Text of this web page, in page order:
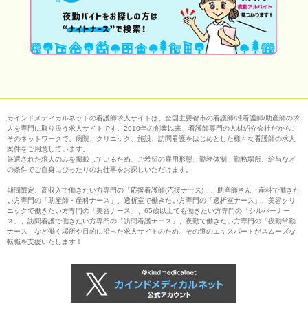
カインドメディカルネットの看護師求人サイトは、全国主要都市の看護師/准看護師/助産師の求
人を専門に取り扱う求人サイトです。2010年の創業以来、看護師専門の人材紹介会社だからこ
そのネットワークで、病院、クリニック、施設、訪問看護をはじめとした様々な看護師の求人
案件をご用意しています。
厳選された求人のみを掲載しているため、ご希望の雇用形態、勤務体制、勤務場所、給与など
の条件でご自身にぴったりのお仕事をお探しいただけます。
期間限定、高収入で働きたい方専門の「応援看護師(応援ナース)」、助産師さん・産科で働きた
い方専門の「助産師・産科ナース」、透析室で働きたい方専門の「透析室ナース」、美容クリ
ニックで働きたい方専門の「美容ナース」、65歳以上でも働きたい方専門の「シルバーナー
ス」、訪問看護で働きたい方専門の「訪問看護ナース」、夜勤で働きたい方専門の「夜勤常勤
ナース」など働く場所や目的に沿った求人サイトのため、その道のエキスパートがスムーズな
転職を支援いたします！